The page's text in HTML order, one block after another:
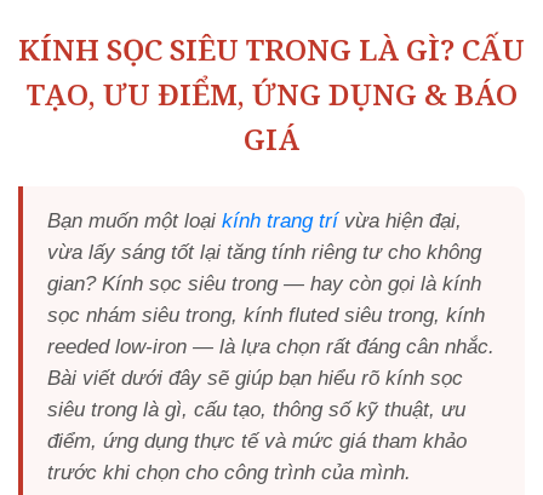
KÍNH SỌC SIÊU TRONG LÀ GÌ? CẤU
TẠO, ƯU ĐIỂM, ỨNG DỤNG & BÁO
GIÁ
Bạn muốn một loại kính trang trívừa hiện đại,
vừa lấy sáng tốt lại tăng tính riêng tư cho không
gian? Kính sọc siêu trong — hay còn gọi là kính
sọc nhám siêu trong, kính fluted siêu trong, kính
reeded low-iron — là lựa chọn rất đáng cân nhắc.
Bài viết dưới đây sẽ giúp bạn hiểu rõ kính sọc
siêu trong là gì, cấu tạo, thông số kỹ thuật, ưu
điểm, ứng dụng thực tế và mức giá tham khảo
trước khi chọn cho công trình của mình.